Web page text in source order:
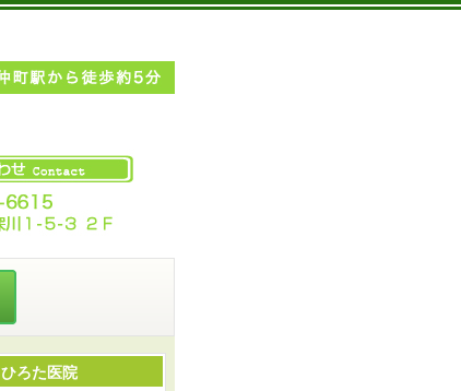
ひろた医院